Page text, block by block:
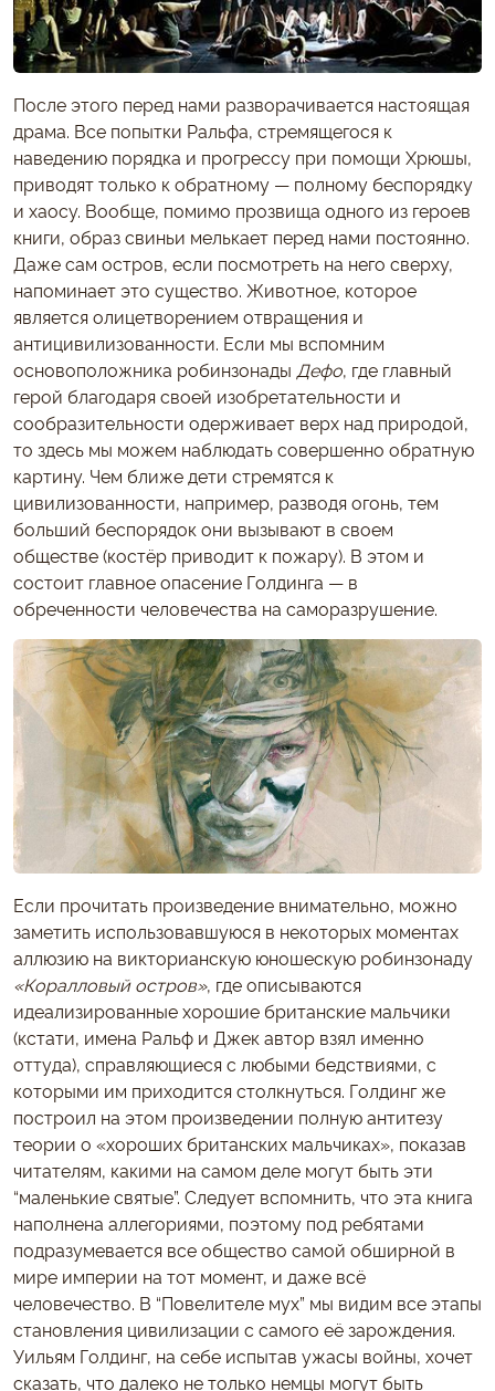
После этого перед нами разворачивается настоящая
драма. Все попытки Ральфа, стремящегося к
наведению порядка и прогрессу при помощи Хрюшы,
приводят только к обратному — полному беспорядку
и хаосу. Вообще, помимо прозвища одного из героев
книги, образ свиньи мелькает перед нами постоянно.
Даже сам остров, если посмотреть на него сверху,
напоминает это существо. Животное, которое
является олицетворением отвращения и
антицивилизованности. Если мы вспомним
основоположника робинзонады Дефо, где главный
герой благодаря своей изобретательности и
сообразительности одерживает верх над природой,
то здесь мы можем наблюдать совершенно обратную
картину. Чем ближе дети стремятся к
цивилизованности, например, разводя огонь, тем
больший беспорядок они вызывают в своем
обществе (костёр приводит к пожару). В этом и
состоит главное опасение Голдинга — в
обреченности человечества на саморазрушение.
Если прочитать произведение внимательно, можно
заметить использовавшуюся в некоторых моментах
аллюзию на викторианскую юношескую робинзонаду
«Коралловый остров», где описываются
идеализированные хорошие британские мальчики
(кстати, имена Ральф и Джек автор взял именно
оттуда), справляющиеся с любыми бедствиями, с
которыми им приходится столкнуться. Голдинг же
построил на этом произведении полную антитезу
теории о «хороших британских мальчиках», показав
читателям, какими на самом деле могут быть эти
“маленькие святые”. Следует вспомнить, что эта книга
наполнена аллегориями, поэтому под ребятами
подразумевается все общество самой обширной в
мире империи на тот момент, и даже всё
человечество. В “Повелителе мух” мы видим все этапы
становления цивилизации с самого её зарождения.
Уильям Голдинг, на себе испытав ужасы войны, хочет
сказать, что далеко не только немцы могут быть